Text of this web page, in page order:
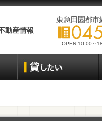
動産情報
東急田園都市
OPEN 10:00～